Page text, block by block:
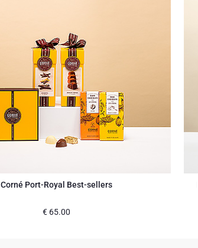
Corné Port-Royal Best-sellers
€ 65.00